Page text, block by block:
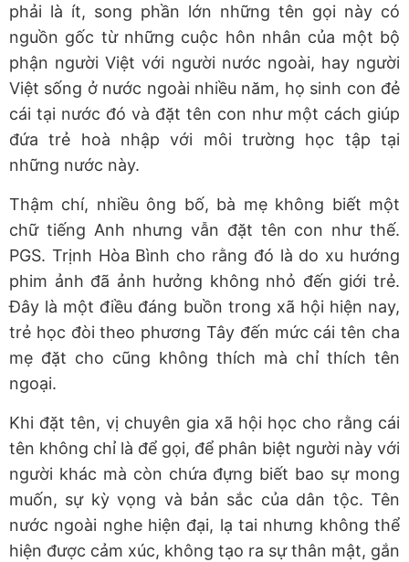
phải là ít, song phần lớn những tên gọi này có
nguồn gốc từ những cuộc hôn nhân của một bộ
phận người Việt với người nước ngoài, hay người
Việt sống ở nước ngoài nhiều năm, họ sinh con đẻ
cái tại nước đó và đặt tên con như một cách giúp
đứa trẻ hoà nhập với môi trường học tập tại
những nước này.
Thậm chí, nhiều ông bố, bà mẹ không biết một
chữ tiếng Anh nhưng vẫn đặt tên con như thế.
PGS. Trịnh Hòa Bình cho rằng đó là do xu hướng
phim ảnh đã ảnh hưởng không nhỏ đến giới trẻ.
Đây là một điều đáng buồn trong xã hội hiện nay,
trẻ học đòi theo phương Tây đến mức cái tên cha
mẹ đặt cho cũng không thích mà chỉ thích tên
ngoại.
Khi đặt tên, vị chuyên gia xã hội học cho rằng cái
tên không chỉ là để gọi, để phân biệt người này với
người khác mà còn chứa đựng biết bao sự mong
muốn, sự kỳ vọng và bản sắc của dân tộc. Tên
nước ngoài nghe hiện đại, lạ tai nhưng không thể
hiện được cảm xúc, không tạo ra sự thân mật, gắn